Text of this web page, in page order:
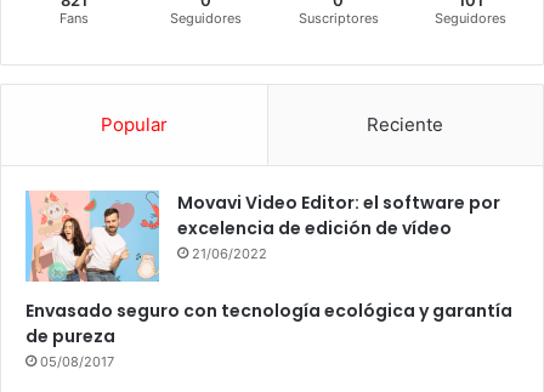
Fans Seguidores Suscriptores Seguidores
Popular Reciente
Movavi Video Editor: el software por
excelencia de edición de vídeo
21/06/2022
Envasado seguro con tecnología ecológica y garantía
de pureza
05/08/2017